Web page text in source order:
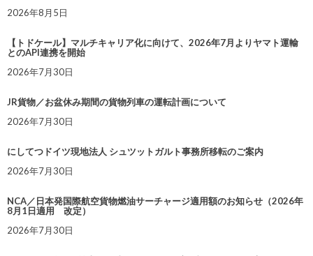
2026年8月5日
【トドケール】マルチキャリア化に向けて、2026年7月よりヤマト運輸
とのAPI連携を開始
2026年7月30日
JR貨物／お盆休み期間の貨物列車の運転計画について
2026年7月30日
にしてつドイツ現地法人 シュツットガルト事務所移転のご案内
2026年7月30日
NCA／日本発国際航空貨物燃油サーチャージ適用額のお知らせ（2026年
8月1日適用 改定）
2026年7月30日